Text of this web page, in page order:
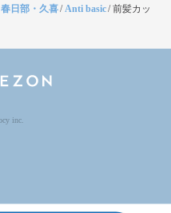
日部・久喜/Anti basic/前髪カッ
inc.